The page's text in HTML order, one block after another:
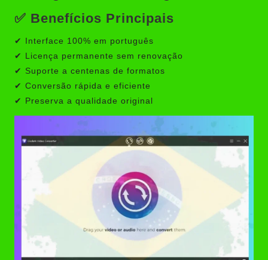
✅ Benefícios Principais
✔ Interface 100% em português
✔ Licença permanente sem renovação
✔ Suporte a centenas de formatos
✔ Conversão rápida e eficiente
✔ Preserva a qualidade original